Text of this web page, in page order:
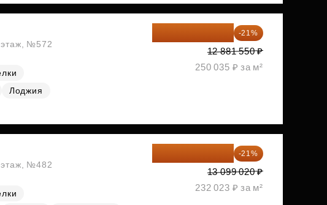
этаж, №572
Лоджия
-21%
12 881 550 ₽
250 035 ₽ за м²
этаж, №482
-21%
13 099 020 ₽
232 023 ₽ за м²